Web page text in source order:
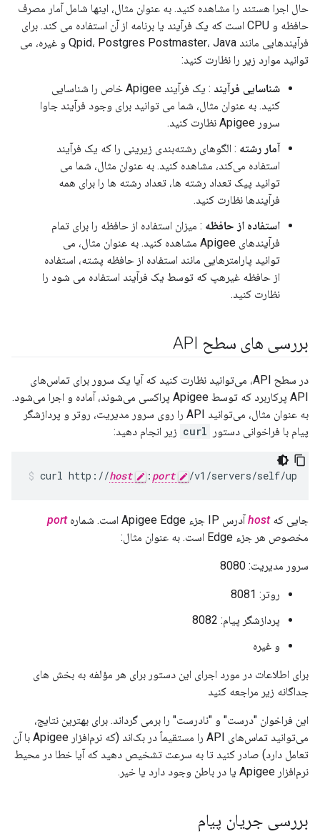
حال اجرا هستند را مشاهده کنید. به عنوان مثال، اینها شامل آمار مصرف
حافظه و CPU است که یک فرآیند یا برنامه از آن استفاده می کند. برای
فرآیندهایی مانند Qpid، Postgres Postmaster، Java و غیره، می
توانید موارد زیر را نظارت کنید:
شناسایی فرآیند
: یک فرآیند Apigee خاص را شناسایی
کنید. به عنوان مثال، شما می توانید برای وجود فرآیند جاوا
سرور Apigee نظارت کنید.
آمار رشته : الگوهای رشته‌بندی زیرینی را که یک فرآیند
استفاده می‌کند، مشاهده کنید. به عنوان مثال، شما می
توانید پیک تعداد رشته ها، تعداد رشته ها را برای همه
فرآیندها نظارت کنید.
استفاده از حافظه : میزان استفاده از حافظه را برای تمام
فرآیندهای Apigee مشاهده کنید. به عنوان مثال، می
توانید پارامترهایی مانند استفاده از حافظه پشته، استفاده
از حافظه غیرهپ که توسط یک فرآیند استفاده می شود را
نظارت کنید.
بررسی های سطح API
در سطح API، می‌توانید نظارت کنید که آیا یک سرور برای تماس‌های
API پرکاربرد که توسط Apigee پراکسی می‌شوند، آماده و اجرا می‌شود.
به عنوان مثال، می‌توانید API را روی سرور مدیریت، روتر و پردازشگر
پیام با فراخوانی دستور
curl زیر انجام دهید:
curl http://host : port /v1/servers/self/up
جایی کهhost آدرس IP جزء Apigee Edge است. شماره
port
مخصوص هر جزء Edge است. به عنوان مثال:
سرور مدیریت: 8080
روتر: 8081
پردازشگر پیام: 8082
و غیره
برای اطلاعات در مورد اجرای این دستور برای هر مؤلفه به بخش های
جداگانه زیر مراجعه کنید
این فراخوان "درست" و "نادرست" را برمی گرداند. برای بهترین نتایج،
می‌توانید تماس‌های API را مستقیماً در بک‌اند (که نرم‌افزار Apigee با آن
تعامل دارد) صادر کنید تا به سرعت تشخیص دهید که آیا خطا در محیط
نرم‌افزار Apigee یا در باطن وجود دارد یا خیر.
بررسی جریان پیام